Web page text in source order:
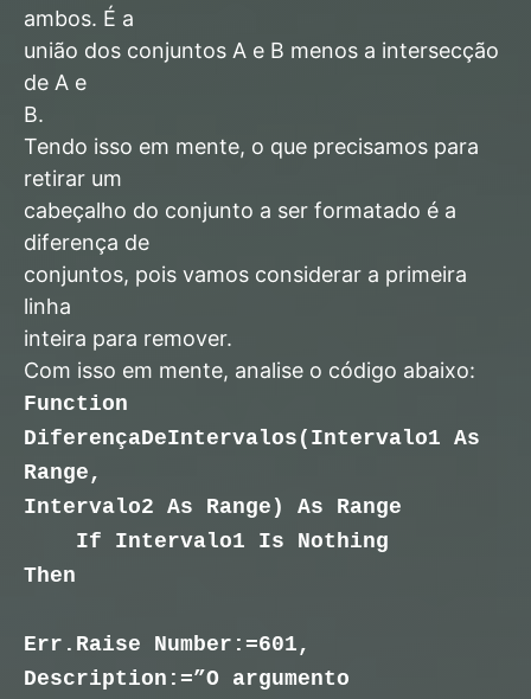
ambos. É a
união dos conjuntos A e B menos a intersecção
de A e
B.
Tendo isso em mente, o que precisamos para
retirar um
cabeçalho do conjunto a ser formatado é a
diferença de
conjuntos, pois vamos considerar a primeira
linha
inteira para remover.
Com isso em mente, analise o código abaixo:
Function
DiferençaDeIntervalos(Intervalo1 As
Range,
Intervalo2 As Range) As Range
If Intervalo1 Is Nothing
Then
Err.Raise Number:=601,
Description:=”O argumento